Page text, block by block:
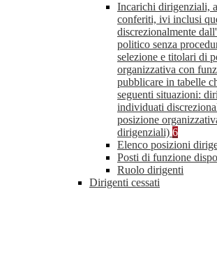
Incarichi dirigenziali,
conferiti, ivi inclusi
discrezionalmente
politico senza
selezione e titolari di
organizzativa con
pubblicare in tabelle
seguenti situazioni:
individuati
posizione
dirigenziali) 6
Elenco posizioni
Posti di funzione
Ruolo dirigenti
Dirigenti cessati